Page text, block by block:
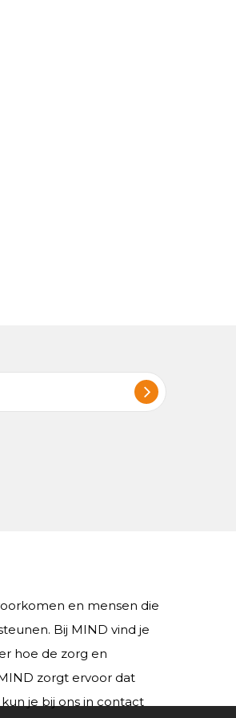
en mensen die
Bij MIND vind je
hoe de zorg en
zorgt ervoor dat
je bij ons in contact